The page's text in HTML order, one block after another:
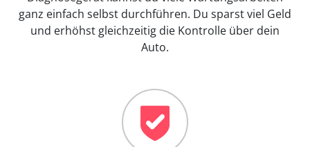
ganz einfach selbst durchführen. Du sparst viel Geld
und erhöhst gleichzeitig die Kontrolle über dein
Auto.